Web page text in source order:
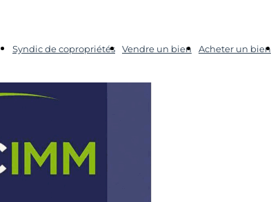
Syndic de copropriétés Vendre un bien Acheter un bien
de copropriétés à Toulouse
86,01 m2